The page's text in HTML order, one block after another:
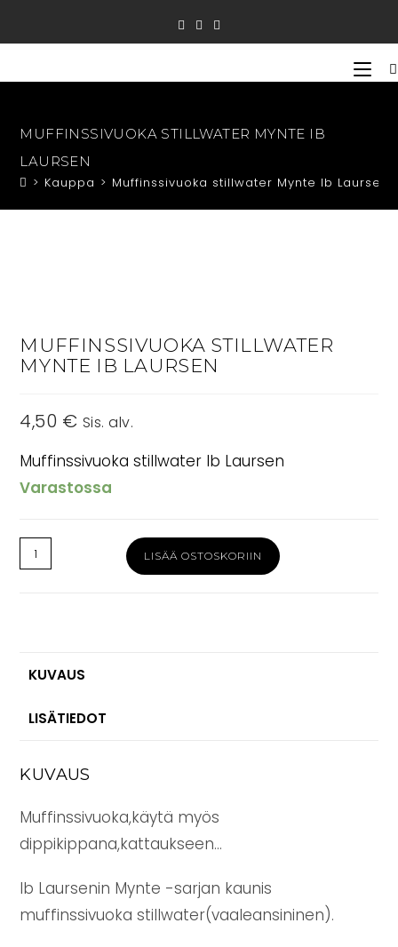
MUFFINSSIVUOKA STILLWATER MYNTE IB
LAURSEN
> Kauppa > Muffinssivuoka stillwater Mynte Ib Laursen
MUFFINSSIVUOKA STILLWATER
MYNTE IB LAURSEN
4,50 € Sis. alv.
Muffinssivuoka stillwater Ib Laursen
Varastossa
Muffinssivuoka
stillwater
LISÄÄ OSTOSKORIIN
KUVAUS
LISÄTIEDOT
KUVAUS
Muffinssivuoka,käytä myös
dippikippana,kattaukseen…
Ib Laursenin Mynte -sarjan kaunis
muffinssivuoka stillwater(vaaleansininen).